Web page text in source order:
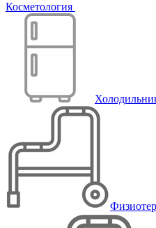
Косметология